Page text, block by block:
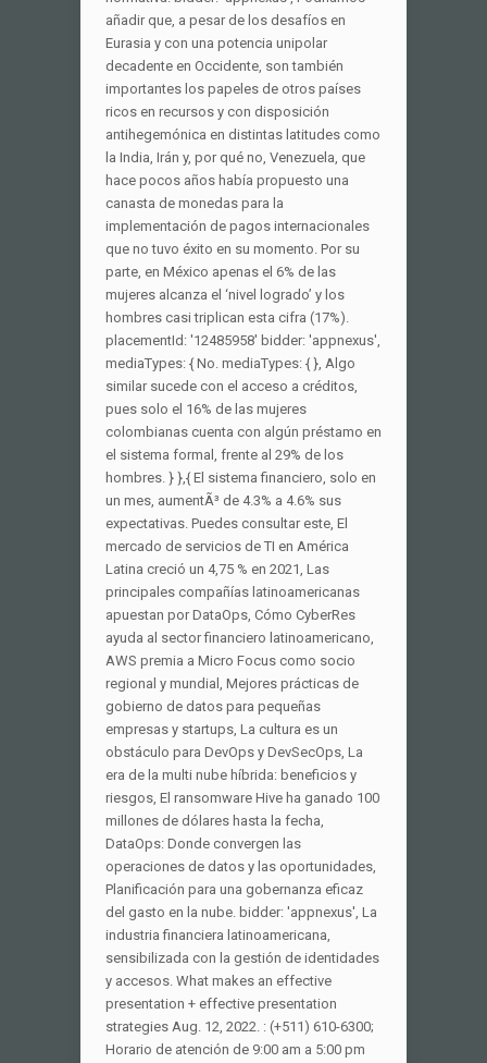
añadir que, a pesar de los desafíos en
Eurasia y con una potencia unipolar
decadente en Occidente, son también
importantes los papeles de otros países
ricos en recursos y con disposición
antihegemónica en distintas latitudes como
la India, Irán y, por qué no, Venezuela, que
hace pocos años había propuesto una
canasta de monedas para la
implementación de pagos internacionales
que no tuvo éxito en su momento. Por su
parte, en México apenas el 6% de las
mujeres alcanza el ‘nivel logrado’ y los
hombres casi triplican esta cifra (17%).
placementId: '12485958' bidder: 'appnexus',
mediaTypes: { No. mediaTypes: { }, Algo
similar sucede con el acceso a créditos,
pues solo el 16% de las mujeres
colombianas cuenta con algún préstamo en
el sistema formal, frente al 29% de los
hombres. } },{ El sistema financiero, solo en
un mes, aumentÃ³ de 4.3% a 4.6% sus
expectativas. Puedes consultar este, El
mercado de servicios de TI en América
Latina creció un 4,75 % en 2021, Las
principales compañías latinoamericanas
apuestan por DataOps, Cómo CyberRes
ayuda al sector financiero latinoamericano,
AWS premia a Micro Focus como socio
regional y mundial, Mejores prácticas de
gobierno de datos para pequeñas
empresas y startups, La cultura es un
obstáculo para DevOps y DevSecOps, La
era de la multi nube híbrida: beneficios y
riesgos, El ransomware Hive ha ganado 100
millones de dólares hasta la fecha,
DataOps: Donde convergen las
operaciones de datos y las oportunidades,
Planificación para una gobernanza eficaz
del gasto en la nube. bidder: 'appnexus', La
industria financiera latinoamericana,
sensibilizada con la gestión de identidades
y accesos. What makes an effective
presentation + effective presentation
strategies Aug. 12, 2022. : (+511) 610-6300;
Horario de atención de 9:00 am a 5:00 pm